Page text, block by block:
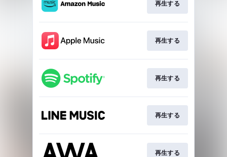
再生する
再生する
再生する
再生する
再生する